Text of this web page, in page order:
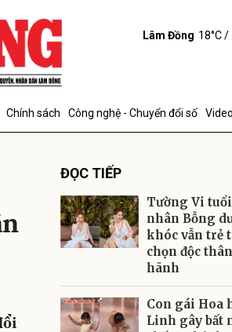
Lâm Đồng 18°C/
Chính sách Công nghệ - Chuyển đổi số Video
ĐỌC TIẾP
Tường Vi
nhân Bỗng
khóc vẫn trẻ
chọn độc
hãnh
Con gái Hoa
Linh gây bất